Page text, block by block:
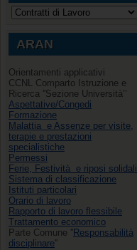
ARAN
Orientamenti applicativi
CCNL Comparto Istruzione e
Ricerca ''Sezione Università’’
Aspettative/Congedi
Formazione
Malattia e Assenze per visite,
terapie e prestazioni
specialistiche
Permessi
Ferie, Festività e riposi solidali
Sistema di classificazione
Istituti particolari
Orario di lavoro
Rapporto di lavoro flessibile
Trattamento economico
Parte Comune ''Responsabilità
disciplinare''